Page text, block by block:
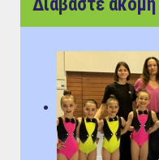
Διαβάστε ακόμη